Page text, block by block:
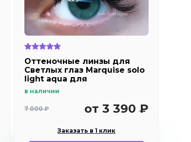
Оттеночные линзы для
Светлых глаз Marquise solo
light aqua для
близорукости
в наличии
7 000 ₽ от 3 390 ₽
Заказать в 1 клик